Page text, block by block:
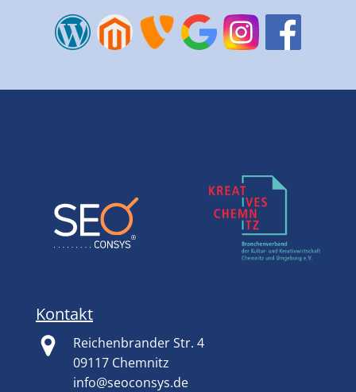
Kontakt
Reichenbrander Str. 4
09117 Chemnitz
info@seoconsys.de